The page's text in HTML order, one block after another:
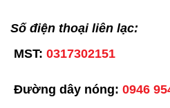
Số điện thoại liên lạc:
MST: 0317302151
Đường dây nóng: 0946